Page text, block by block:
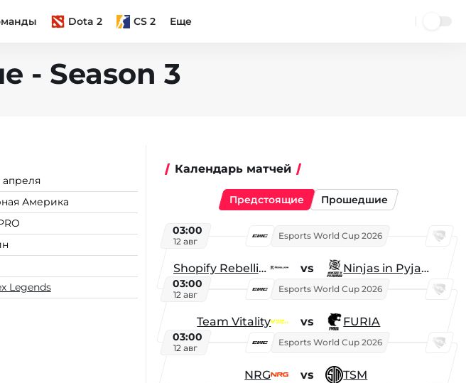
Dota 2 CS 2 Еще
- Season 3
апреля
Америка
Legends
Календарь матчей
Предстоящие Прошедшие
03:00
12 авг
Esports World Cup 2026
Shopify Rebellion vs Ninjas in Pyjamas
03:00
12 авг
Esports World Cup 2026
Team Vitality vs FURIA
03:00
12 авг
Esports World Cup 2026
NRG vs TSM